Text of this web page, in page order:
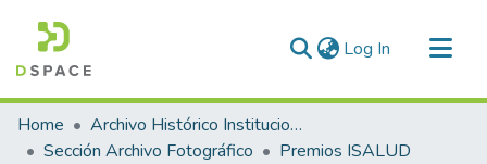
Log In (current)
Communities & Collections
All of DSpace
Home
Archivo Histórico Institucional
Sección Archivo Fotográfico
Premios ISALUD